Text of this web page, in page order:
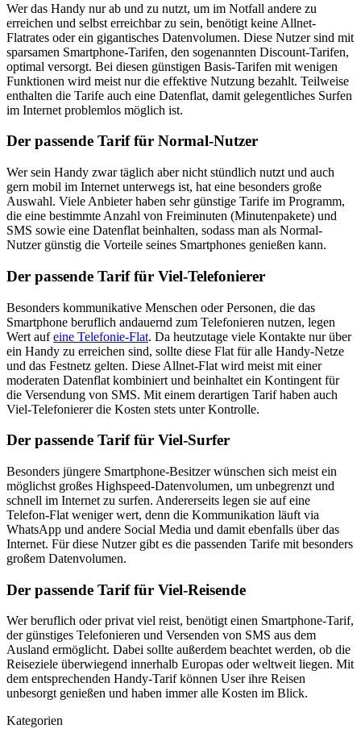
Wer das Handy nur ab und zu nutzt, um im Notfall andere zu
erreichen und selbst erreichbar zu sein, benötigt keine Allnet-
Flatrates oder ein gigantisches Datenvolumen. Diese Nutzer sind mit
sparsamen Smartphone-Tarifen, den sogenannten Discount-Tarifen,
optimal versorgt. Bei diesen günstigen Basis-Tarifen mit wenigen
Funktionen wird meist nur die effektive Nutzung bezahlt. Teilweise
enthalten die Tarife auch eine Datenflat, damit gelegentliches Surfen
im Internet problemlos möglich ist.
Der passende Tarif für Normal-Nutzer
Wer sein Handy zwar täglich aber nicht stündlich nutzt und auch
gern mobil im Internet unterwegs ist, hat eine besonders große
Auswahl. Viele Anbieter haben sehr günstige Tarife im Programm,
die eine bestimmte Anzahl von Freiminuten (Minutenpakete) und
SMS sowie eine Datenflat beinhalten, sodass man als Normal-
Nutzer günstig die Vorteile seines Smartphones genießen kann.
Der passende Tarif für Viel-Telefonierer
Besonders kommunikative Menschen oder Personen, die das
Smartphone beruflich andauernd zum Telefonieren nutzen, legen
Wert aufeine Telefonie-Flat. Da heutzutage viele Kontakte nur über
ein Handy zu erreichen sind, sollte diese Flat für alle Handy-Netze
und das Festnetz gelten. Diese Allnet-Flat wird meist mit einer
moderaten Datenflat kombiniert und beinhaltet ein Kontingent für
die Versendung von SMS. Mit einem derartigen Tarif haben auch
Viel-Telefonierer die Kosten stets unter Kontrolle.
Der passende Tarif für Viel-Surfer
Besonders jüngere Smartphone-Besitzer wünschen sich meist ein
möglichst großes Highspeed-Datenvolumen, um unbegrenzt und
schnell im Internet zu surfen. Andererseits legen sie auf eine
Telefon-Flat weniger wert, denn die Kommunikation läuft via
WhatsApp und andere Social Media und damit ebenfalls über das
Internet. Für diese Nutzer gibt es die passenden Tarife mit besonders
großem Datenvolumen.
Der passende Tarif für Viel-Reisende
Wer beruflich oder privat viel reist, benötigt einen Smartphone-Tarif,
der günstiges Telefonieren und Versenden von SMS aus dem
Ausland ermöglicht. Dabei sollte außerdem beachtet werden, ob die
Reiseziele überwiegend innerhalb Europas oder weltweit liegen. Mit
dem entsprechenden Handy-Tarif können User ihre Reisen
unbesorgt genießen und haben immer alle Kosten im Blick.
Kategorien